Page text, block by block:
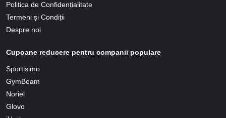
Politica de Confidențialitate
Termeni și Condiții
Despre noi
Cupoane reducere pentru companii populare
Sportisimo
GymBeam
Noriel
Glovo